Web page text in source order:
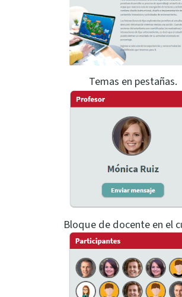
Temas en pestañas.
Bloque de docente en el